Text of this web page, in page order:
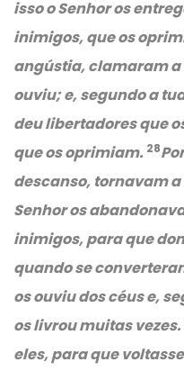
isso o Senhor os
inimigos, que os
angústia, clamaram a
ouviu; e, segundo a
deu libertadores que
que os oprimiam. 28
descanso, tornavam a
Senhor os
inimigos, para que
quando se
os ouviu dos céus e,
os livrou muitas vezes.
eles, para que